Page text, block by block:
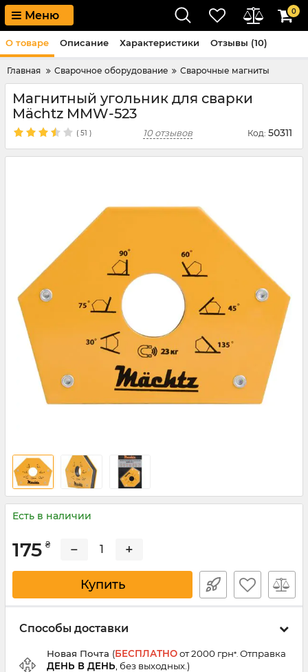
Меню 0
Главная Сварочное оборудование Сварочные магниты
Магнитный угольник для сварки
Mächtz MMW-523
( 51 ) 10 отзывов Код: 50311
Есть в наличии
175 ₴ − +
Купить
Способы доставки
Новая Почта (БЕСПЛАТНОот 2000 грн*. Отправка
ДЕНЬ В ДЕНЬ , без выходных.)
О товаре Описание Характеристики Отзывы (10)